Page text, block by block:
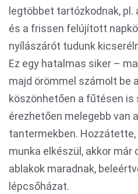
legtöbbet tartózkodnak, pl.
és a frissen felújított
nyílászárót tudunk
Ez egy hatalmas siker –
majd örömmel számolt be
köszönhetően a fűtésen is
érezhetően melegebb van
tantermekben. Hozzátette,
munka elkészül, akkor már
ablakok maradnak,
lépcsőházat.